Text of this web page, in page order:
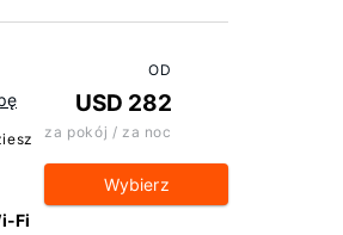
Fi
OD
USD 282
za pokój / za noc
Wybierz